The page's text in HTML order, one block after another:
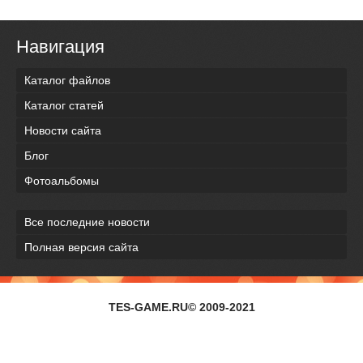
Навигация
Каталог файлов
Каталог статей
Новости сайта
Блог
Фотоальбомы
Все последние новости
Полная версия сайта
TES-GAME.RU© 2009-2021